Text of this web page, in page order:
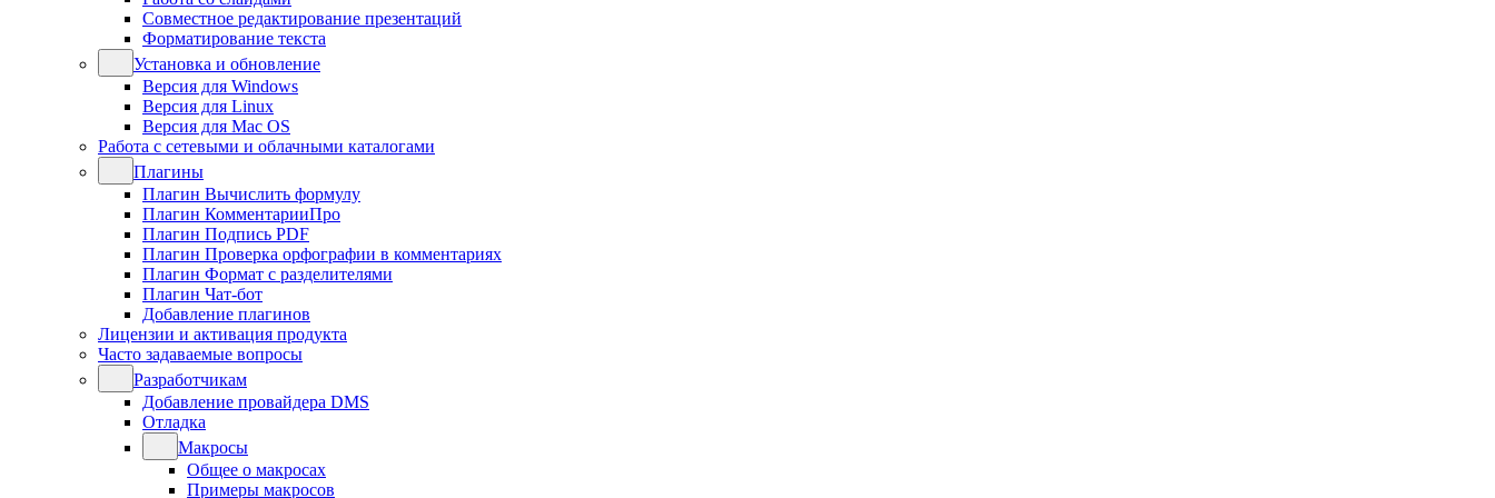
Совместное редактирование презентаций
Форматирование текста
Установка и обновление
Версия для Windows
Версия для Linux
Версия для Mac OS
Работа с сетевыми и облачными каталогами
Плагины
Плагин Вычислить формулу
Плагин КомментарииПро
Плагин Подпись PDF
Плагин Проверка орфографии в комментариях
Плагин Формат с разделителями
Плагин Чат-бот
Добавление плагинов
Лицензии и активация продукта
Часто задаваемые вопросы
Разработчикам
Добавление провайдера DMS
Отладка
Макросы
Общее о макросах
Примеры макросов